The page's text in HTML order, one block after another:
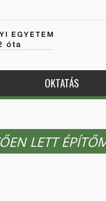
EGYETEM
óta
OKTATÁS
LETT